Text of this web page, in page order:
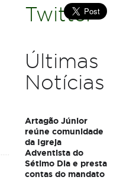
Twitter
Últimas
Notícias
Artagão Júnior
reúne comunidade
da Igreja
Adventista do
Sétimo Dia e presta
contas do mandato